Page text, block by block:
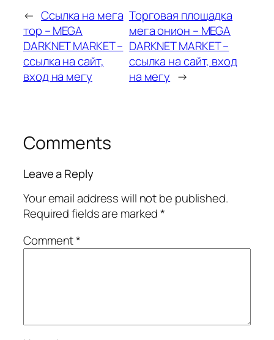
← Ссылка на мега
тор – MEGA
DARKNET MARKET –
ссылка на сайт,
вход на мегу
Торговая площадка
мега онион – MEGA
DARKNET MARKET –
ссылка на сайт, вход
на мегу →
Comments
Leave a Reply
Your email address will not be published.
Required fields are marked*
Comment*